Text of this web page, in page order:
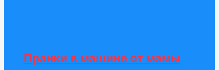
Пранки в машине от мамы